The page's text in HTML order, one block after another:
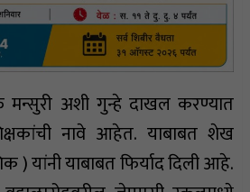
अशी गुन्हे दाखल करण्यात
नावे आहेत. याबाबत शेख
) यांनी याबाबत फिर्याद दिली आहे.